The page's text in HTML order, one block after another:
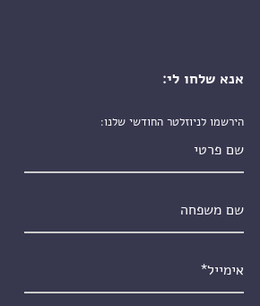
אנא שלחו לי:
הירשמו לניוזלטר החודשי שלנו: